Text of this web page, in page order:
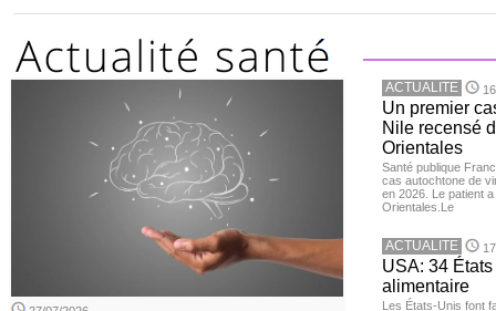
ACTUALITE
Un premier
Nile recensé
Orientales
Santé publique
cas autochtone de
en 2026. Le patient
Orientales.Le
ACTUALITE
USA: 34
alimentaire
Les États-Unis font